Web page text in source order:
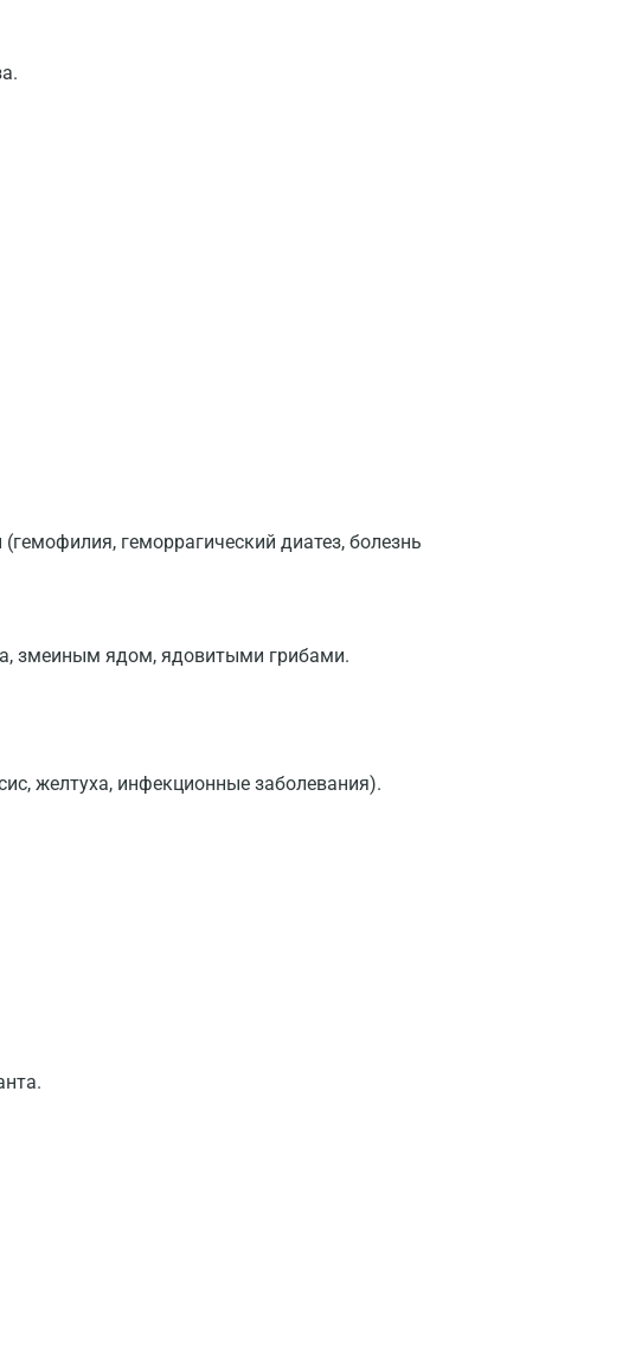
геморрагический диатез, болезнь
змеиным ядом, ядовитыми грибами.
желтуха, инфекционные заболевания).
Геленджик
Дзержинский